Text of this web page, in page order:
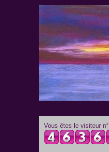
Vous êtes le visiteur n°